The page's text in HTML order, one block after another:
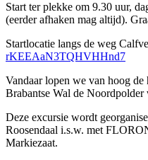
Start ter plekke om 9.30 uur,
(eerder afhaken mag altijd).
Startlocatie langs de weg
rKEEAaN3TQHVHHnd7
Vandaar lopen we van hoog
Brabantse Wal de
Deze excursie wordt
Roosendaal i.s.w. met
Markiezaat.